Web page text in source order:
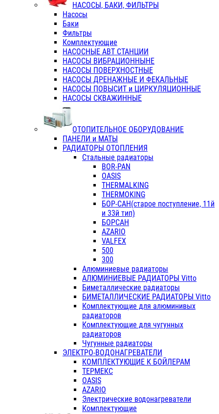
НАСОСЫ, БАКИ, ФИЛЬТРЫ
Насосы
Баки
Фильтры
Комплектующие
НАСОСНЫЕ АВТ СТАНЦИИ
НАСОСЫ ВИБРАЦИОННЫНЕ
НАСОСЫ ПОВЕРХНОСТНЫЕ
НАСОСЫ ДРЕНАЖНЫЕ И ФЕКАЛЬНЫЕ
НАСОСЫ ПОВЫСИТ и ЦИРКУЛЯЦИОННЫЕ
НАСОСЫ СКВАЖИННЫЕ
ОТОПИТЕЛЬНОЕ ОБОРУДОВАНИЕ
ПАНЕЛИ и МАТЫ
РАДИАТОРЫ ОТОПЛЕНИЯ
Стальные радиаторы
BOR-PAN
OASIS
THERMALKING
THERMOKING
БОР-САН(старое поступление, 11й
и 33й тип)
БОРСАН
AZARIO
VALFEX
500
300
Алюминиевые радиаторы
АЛЮМИНИЕВЫЕ РАДИАТОРЫ Vitto
Биметаллические радиаторы
БИМЕТАЛЛИЧЕСКИЕ РАДИАТОРЫ Vitto
Комплектующие для алюминивых
радиаторов
Комплектующие для чугунных
радиаторов
Чугунные радиаторы
ЭЛЕКТРО-ВОДОНАГРЕВАТЕЛИ
КОМПЛЕКТУЮЩИЕ К БОЙЛЕРАМ
ТЕРМЕКС
OASIS
AZARIO
Электрические водонагреватели
Комплектующие